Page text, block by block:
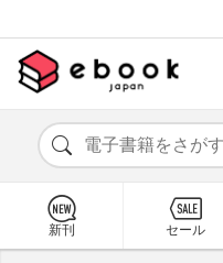
新刊 セール